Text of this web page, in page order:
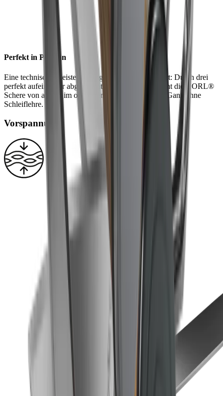
Perfekt in Position
Eine technische Meisterleistung, ins Design integriert: Durch drei
perfekt aufeinander abgestimmte Auflageflächen steht die HORL®
Schere von alleine im optimalen 45° Schleifwinkel. Ganz ohne
Schleiflehre.
Vorspannung